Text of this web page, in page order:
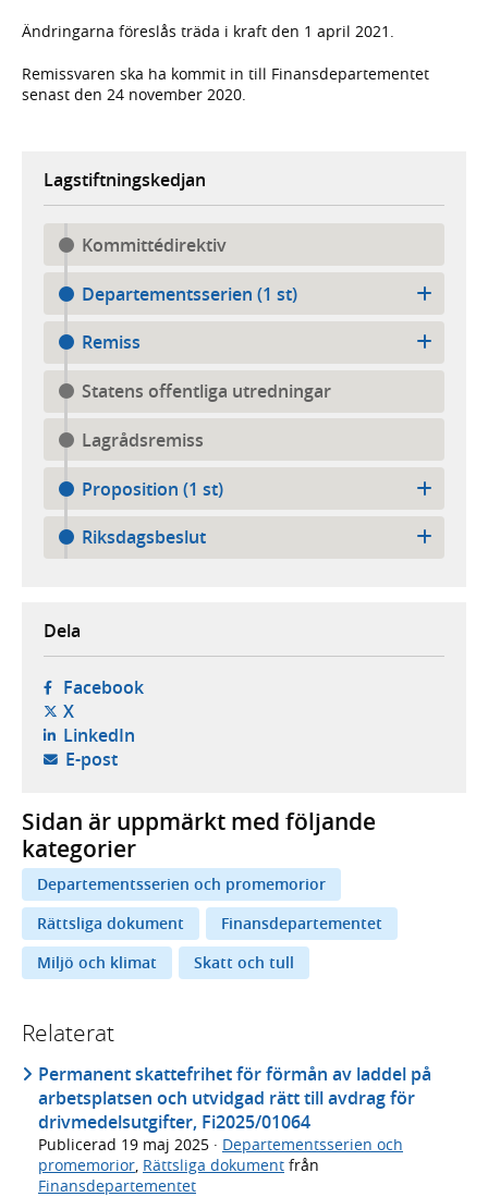
Ändringarna föreslås träda i kraft den 1 april 2021.
Remissvaren ska ha kommit in till Finansdepartementet
senast den 24 november 2020.
Lagstiftningskedjan
Kommittédirektiv
Departementsserien (1 st)
Remiss
Statens offentliga utredningar
Lagrådsremiss
Proposition (1 st)
Riksdagsbeslut
Dela
Facebook- öppnas i ny flik, extern webbplats,
X- öppnas i ny flik, extern webbplats,
LinkedIn- öppnas i ny flik, extern webbplats,
E-post- öppnar din e-postklient,
Sidan är uppmärkt med följande
kategorier
Departementsserien och promemorior
Rättsliga dokument
Finansdepartementet
Miljö och klimat
Skatt och tull
Relaterat
Permanent skattefrihet för förmån av laddel på
arbetsplatsen och utvidgad rätt till avdrag för
drivmedelsutgifter, Fi2025/01064
Publicerad 19 maj 2025 · Departementsserien och
promemorior Rättsliga dokument från
Finansdepartementet